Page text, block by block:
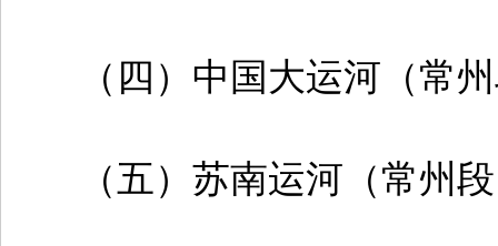
（四）中国大运河（常
（五）苏南运河（常州